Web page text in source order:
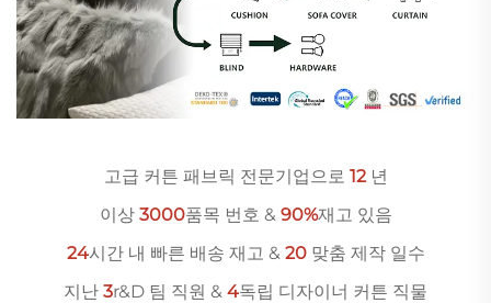
고급 커튼 패브릭 전문기업으로 12 년
이상 3000품목 번호 & 90%재고 있음
24시간 내 빠른 배송 재고 & 20 맞춤 제작 일수
지난 3r&D 팀 직원 & 4독립 디자이너 커튼 직물